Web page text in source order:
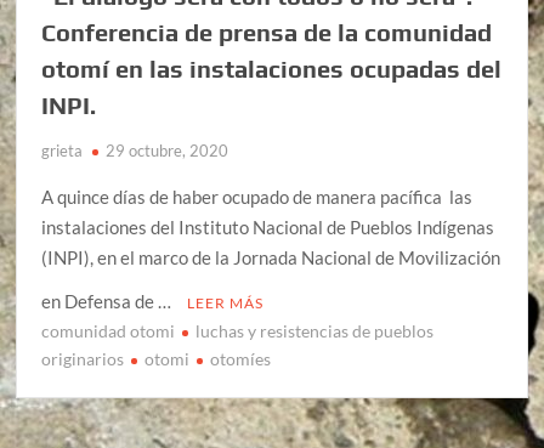
Conferencia de prensa de la comunidad
otomí en las instalaciones ocupadas del
INPI.
grieta 29 octubre, 2020
A quince días de haber ocupado de manera pacífica las
instalaciones del Instituto Nacional de Pueblos Indígenas
(INPI), en el marco de la Jornada Nacional de Movilización
en Defensa de …
LEER MÁS
comunidad otomi
luchas y resistencias de pueblos
originarios
otomi otomíes